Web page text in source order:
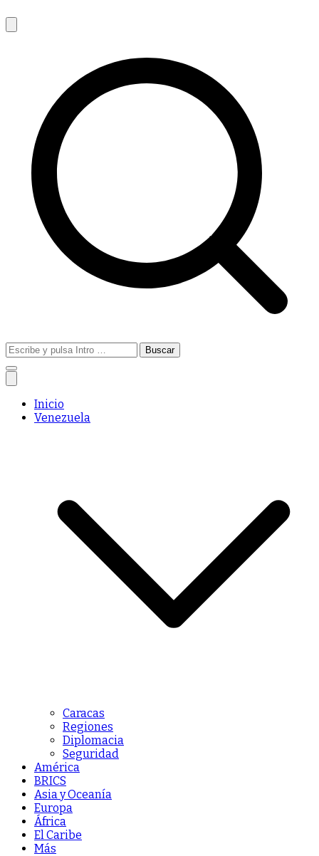
Buscar:
Inicio
Venezuela
Caracas
Regiones
Diplomacia
Seguridad
América
BRICS
Asia y Oceanía
Europa
África
El Caribe
Más